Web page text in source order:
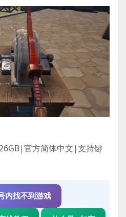
官方简体中文|支持键
内找不到游戏